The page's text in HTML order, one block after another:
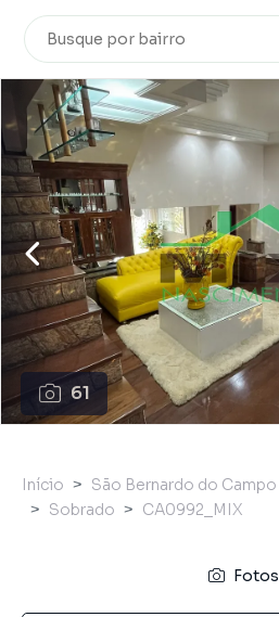
61
Início São Bernardo do Campo
Sobrado
CA0992_MIX
Fotos